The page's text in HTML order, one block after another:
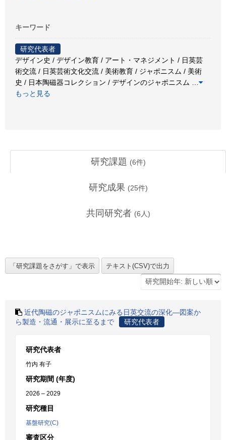
キーワード
研究代表者
デザイン史 / デザイン教育 / アート・マネジメント / 日英芸
術交流 / 日英芸術文化交流 / 美術教育 / ジャポニスム / 美術
史 / 日本陶磁器コレクション / デザインのジャポニスム
もっと見る
研究課題 (6件)
研究成果 (25件)
共同研究者 (6 人)
近代陶磁のジャポニスムにみる日英交流の深化―図案か
ら製造・流通・展示に至るまで
研究代表者
研究代表者
竹内 有子
研究期間 (年度)
2026 – 2029
研究種目
基盤研究(C)
審査区分